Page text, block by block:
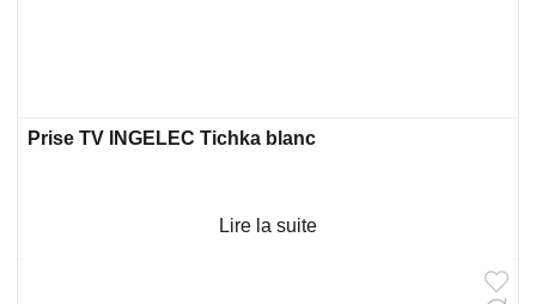
Prise TV INGELEC Tichka blanc
Lire la suite